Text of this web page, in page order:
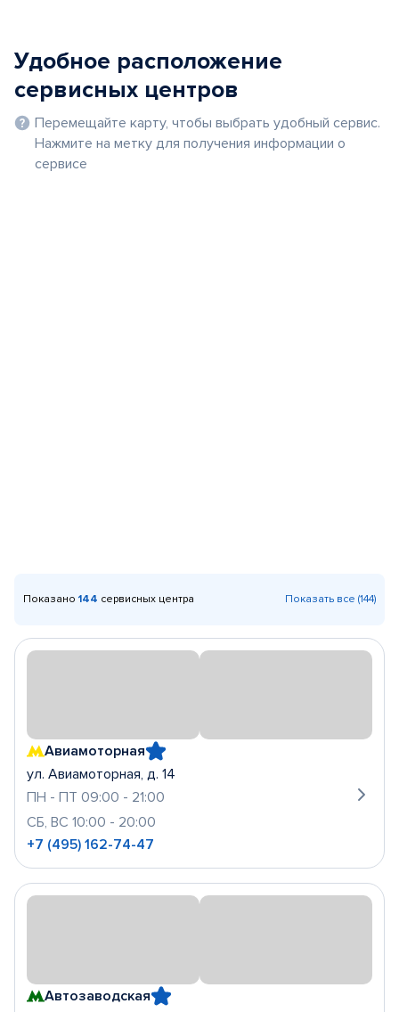
Удобное расположение
сервисных центров
Перемещайте карту, чтобы выбрать удобный сервис.
Нажмите на метку для получения информации о
сервисе
Показано 144 сервисных центра Показать все (144)
Авиамоторная
ул. Авиамоторная, д. 14
ПН - ПТ 09:00 - 21:00
СБ, ВС 10:00 - 20:00
+7 (495) 162-74-47
Автозаводская